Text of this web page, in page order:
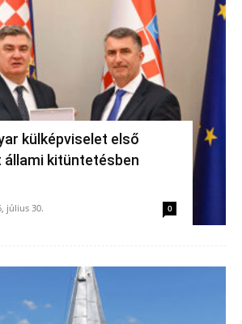
külképviselet első
állami kitüntetésben
július 30. 0